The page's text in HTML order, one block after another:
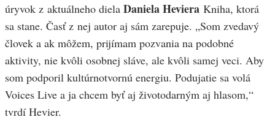
úryvok z aktuálneho diela Daniela Heviera Kniha, ktorá
sa stane. Časť z nej autor aj sám zarepuje. „Som zvedavý
človek a ak môžem, prijímam pozvania na podobné
aktivity, nie kvôli osobnej sláve, ale kvôli samej veci. Aby
som podporil kultúrnotvornú energiu. Podujatie sa volá
Voices Live a ja chcem byť aj životodarným aj hlasom,“
tvrdí Hevier.